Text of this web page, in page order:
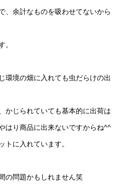
、余計なものを吸わせてないから
。
環境の畑に入れても虫だらけの出
かじられていても基本的に出荷は
はり商品に出来ないですからね^^
トに入れています。
の問題かもしれません笑